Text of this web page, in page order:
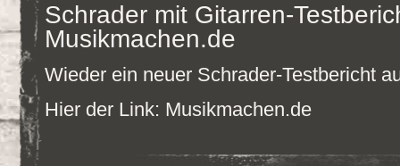
Schrader mit Gitarren-
Musikmachen.de
Wieder ein neuer Schrader-Testbericht
Hier der Link: Musikmachen.de